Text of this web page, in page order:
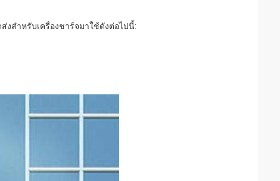
สำหรับเครื่องชาร์จมาใช้ดังต่อไปนี้: